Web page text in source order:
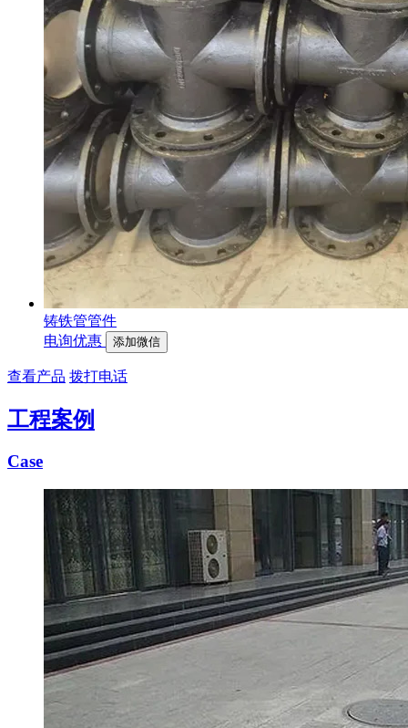
铸铁管管件
电询优惠
添加微信
查看产品 拨打电话
工程案例
Case